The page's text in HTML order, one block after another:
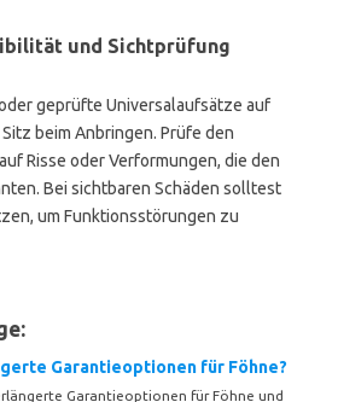
und Sichtprüfung
geprüfte Universalaufsätze auf
beim Anbringen. Prüfe den
Risse oder Verformungen, die den
Bei sichtbaren Schäden solltest
um Funktionsstörungen zu
Garantieoptionen für Föhne?
Garantieoptionen für Föhne und